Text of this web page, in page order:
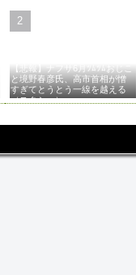
【悲報】ナフサ6月ﾂﾑﾂﾑおじこ
と境野春彦氏、高市首相が憎
すぎてとうとう一線を越える
（スクショ）